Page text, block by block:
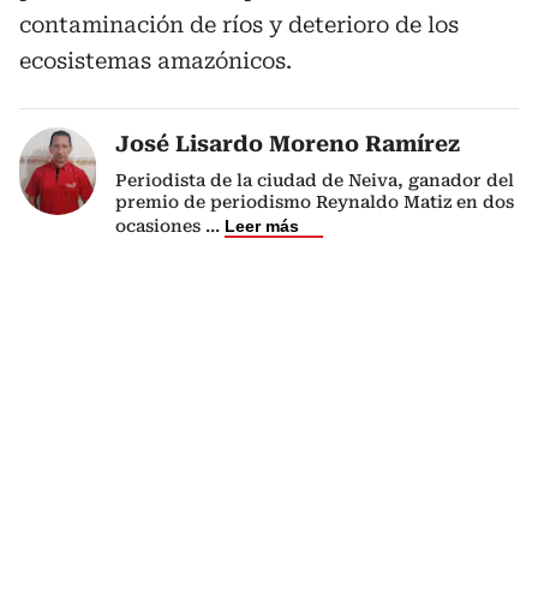
contaminación de ríos y deterioro de los
ecosistemas amazónicos.
José Lisardo Moreno Ramírez
Periodista de la ciudad de Neiva, ganador del
premio de periodismo Reynaldo Matiz en dos
ocasiones ... Leer más